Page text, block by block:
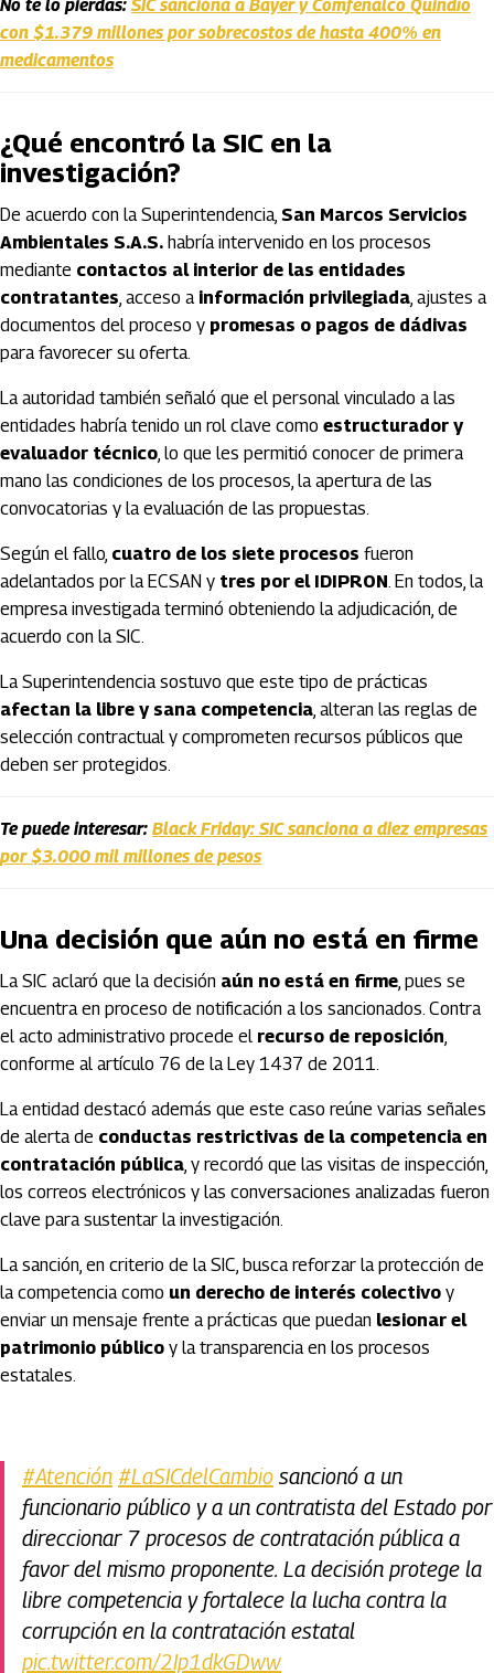
No te lo pierdas: SIC sanciona a Bayer y Comfenalco Quindío
con $1.379 millones por sobrecostos de hasta 400% en
medicamentos
¿Qué encontró la SIC en la
investigación?
De acuerdo con la Superintendencia, San Marcos Servicios
Ambientales S.A.S. habría intervenido en los procesos
mediante contactos al interior de las entidades
contratantes, acceso a información privilegiada, ajustes a
documentos del proceso y promesas o pagos de dádivas
para favorecer su oferta.
La autoridad también señaló que el personal vinculado a las
entidades habría tenido un rol clave como estructurador y
evaluador técnico, lo que les permitió conocer de primera
mano las condiciones de los procesos, la apertura de las
convocatorias y la evaluación de las propuestas.
Según el fallo, cuatro de los siete procesos fueron
adelantados por la ECSAN y tres por el IDIPRON. En todos, la
empresa investigada terminó obteniendo la adjudicación, de
acuerdo con la SIC.
La Superintendencia sostuvo que este tipo de prácticas
afectan la libre y sana competencia, alteran las reglas de
selección contractual y comprometen recursos públicos que
deben ser protegidos.
Te puede interesar: Black Friday: SIC sanciona a diez empresas
por $3.000 mil millones de pesos
Una decisión que aún no está en firme
La SIC aclaró que la decisión aún no está en firme, pues se
encuentra en proceso de notificación a los sancionados. Contra
el acto administrativo procede el recurso de reposición,
conforme al artículo 76 de la Ley 1437 de 2011.
La entidad destacó además que este caso reúne varias señales
de alerta de conductas restrictivas de la competencia en
contratación pública, y recordó que las visitas de inspección,
los correos electrónicos y las conversaciones analizadas fueron
clave para sustentar la investigación.
La sanción, en criterio de la SIC, busca reforzar la protección de
la competencia como un derecho de interés colectivo y
enviar un mensaje frente a prácticas que puedan lesionar el
patrimonio público y la transparencia en los procesos
estatales.
#Atención #LaSICdelCambio sancionó a un
funcionario público y a un contratista del Estado por
direccionar 7 procesos de contratación pública a
favor del mismo proponente. La decisión protege la
libre competencia y fortalece la lucha contra la
corrupción en la contratación estatal
pic.twitter.com/2Ip1dkGDww